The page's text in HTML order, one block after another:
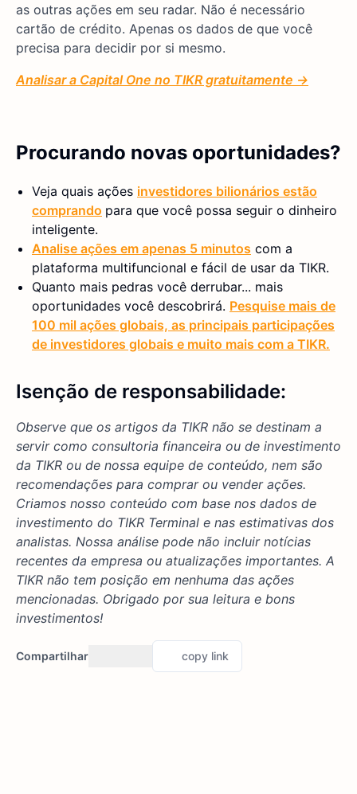
as outras ações em seu radar. Não é necessário
cartão de crédito. Apenas os dados de que você
precisa para decidir por si mesmo.
Analisar a Capital One no TIKR gratuitamente →
Procurando novas oportunidades?
Veja quais ações investidores bilionários estão
comprando para que você possa seguir o dinheiro
inteligente.
Analise ações em apenas 5 minutos com a
plataforma multifuncional e fácil de usar da TIKR.
Quanto mais pedras você derrubar... mais
oportunidades você descobrirá. Pesquise mais de
100 mil ações globais, as principais participações
de investidores globais e muito mais com a TIKR.
Isenção de responsabilidade:
Observe que os artigos da TIKR não se destinam a
servir como consultoria financeira ou de investimento
da TIKR ou de nossa equipe de conteúdo, nem são
recomendações para comprar ou vender ações.
Criamos nosso conteúdo com base nos dados de
investimento do TIKR Terminal e nas estimativas dos
analistas. Nossa análise pode não incluir notícias
recentes da empresa ou atualizações importantes. A
TIKR não tem posição em nenhuma das ações
mencionadas. Obrigado por sua leitura e bons
investimentos!
Compartilhar copy link